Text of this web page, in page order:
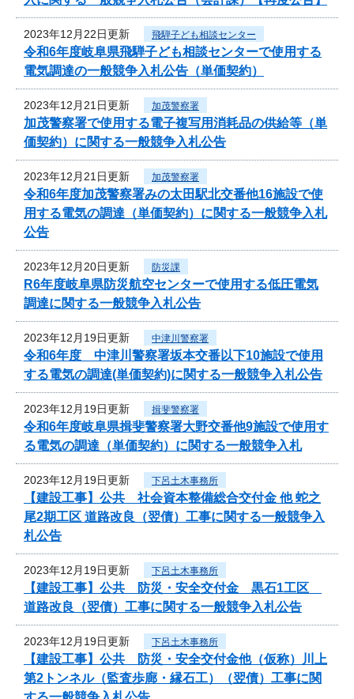
2023年12月22日更新 飛騨子ども相談センター
令和6年度岐阜県飛騨子ども相談センターで使用する
電気調達の一般競争入札公告（単価契約）
2023年12月21日更新 加茂警察署
加茂警察署で使用する電子複写用消耗品の供給等（単
価契約）に関する一般競争入札公告
2023年12月21日更新 加茂警察署
令和6年度加茂警察署みの太田駅北交番他16施設で使
用する電気の調達（単価契約）に関する一般競争入札
公告
2023年12月20日更新 防災課
R6年度岐阜県防災航空センターで使用する低圧電気
調達に関する一般競争入札公告
2023年12月19日更新 中津川警察署
令和6年度 中津川警察署坂本交番以下10施設で使用
する電気の調達(単価契約)に関する一般競争入札公告
2023年12月19日更新 揖斐警察署
令和6年度岐阜県揖斐警察署大野交番他9施設で使用す
る電気の調達（単価契約）に関する一般競争入札
2023年12月19日更新 下呂土木事務所
【建設工事】公共 社会資本整備総合交付金 他 蛇之
尾2期工区 道路改良（翌債）工事に関する一般競争入
札公告
2023年12月19日更新 下呂土木事務所
【建設工事】公共 防災・安全交付金 黒石1工区
道路改良（翌債）工事に関する一般競争入札公告
2023年12月19日更新 下呂土木事務所
【建設工事】公共 防災・安全交付金他（仮称）川上
第2トンネル（監査歩廊・縁石工）（翌債）工事に関